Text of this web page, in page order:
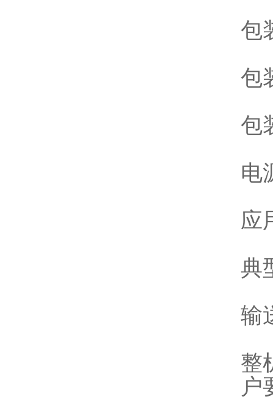
包
包
包
电
应
典
输
整
户